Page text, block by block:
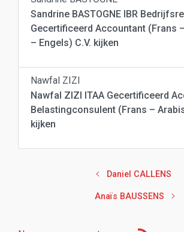
Sandrine BASTOGNE IBR
Gecertificeerd Accountant (Frans
– Engels) C.V. kijken
Nawfal ZIZI
Nawfal ZIZI ITAA Gecertificeerd
Belastingconsulent (Frans –
kijken
Daniel CALLENS
Anaïs BAUSSENS